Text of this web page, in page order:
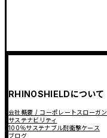
RHINOSHIELDについて
会社概要 / コーポレートスローガン
サステナビリティ
100％サステナブル耐衝撃ケース
ブログ